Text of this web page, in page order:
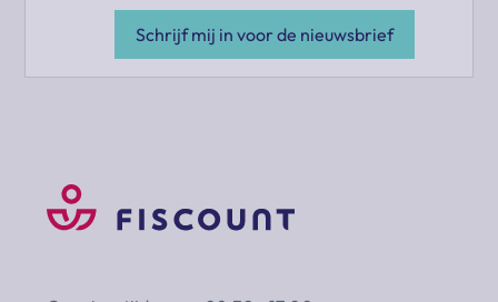
Schrijf mij in voor de nieuwsbrief